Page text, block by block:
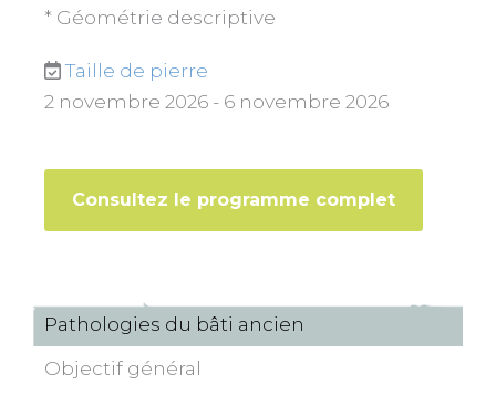
* Géométrie descriptive
Taille de pierre
2 novembre 2026 - 6 novembre 2026
Consultez le programme complet
Pathologies du bâti ancien
Objectif général